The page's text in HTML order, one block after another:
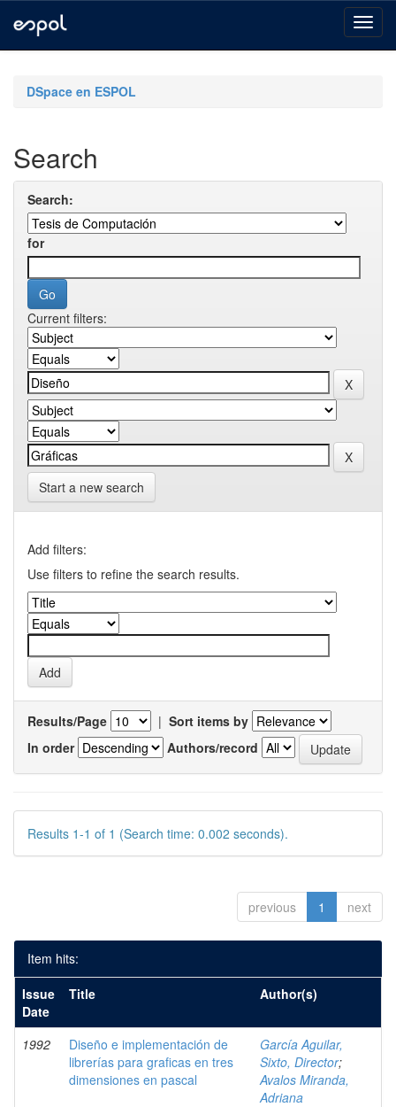
navigationDSpace en ESPOL
Search
Search:
for
Current filters:
Start a new search
Add filters:
Use filters to refine the search results.
Results/Page | Sort items by
In order
Authors/record
Results 1-1 of 1 (Search time: 0.002 seconds).
previous 1 next
Item hits:
Issue
Date
Title Author(s)
1992
Diseño e implementación de
librerías para graficas en tres
dimensiones en pascal
García Aguilar,
Sixto, Director;
Avalos Miranda,
Adriana